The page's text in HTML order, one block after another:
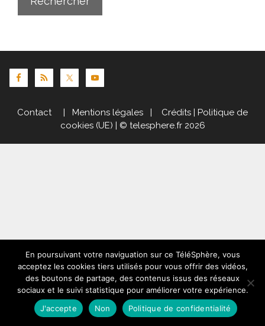
Contact| Mentions légales | Crédits | Politique de
cookies (UE) | © telesphere.fr 2026
En poursuivant votre naviguation sur ce TéléSphère, vous
acceptez les cookies tiers utilisés pour vous offrir des vidéos,
des boutons de partage, des contenus issus des réseaux
sociaux et le suivi statistique pour améliorer votre expérience.
J'accepte
Non Politique de confidentialité